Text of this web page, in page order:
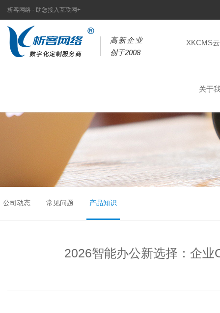
析客网络 - 助您接入互联网+
高新企业
创于2008
XKCMS
关于
公司动态 常见问题 产品知识
2026智能办公新选择：企